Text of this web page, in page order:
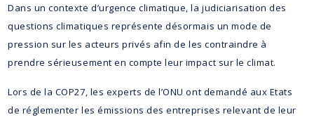
Dans un contexte d’urgence climatique, la judiciarisation des
questions climatiques représente désormais un mode de
pression sur les acteurs privés afin de les contraindre à
prendre sérieusement en compte leur impact sur le climat.
Lors de la COP27, les experts de l’ONU ont demandé aux Etats
de réglementer les émissions des entreprises relevant de leur